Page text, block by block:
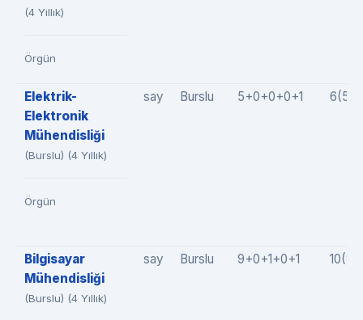
(4 Yıllık)
Örgün
Elektrik-
Elektronik
Mühendisliği
(Burslu) (4 Yıllık)
Örgün
say Burslu 5+0+0+0+1
Bilgisayar
Mühendisliği
(Burslu) (4 Yıllık)
say Burslu 9+0+1+0+1